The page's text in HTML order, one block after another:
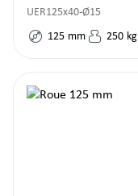
UER125x40-Ø15
125 mm 250 kg